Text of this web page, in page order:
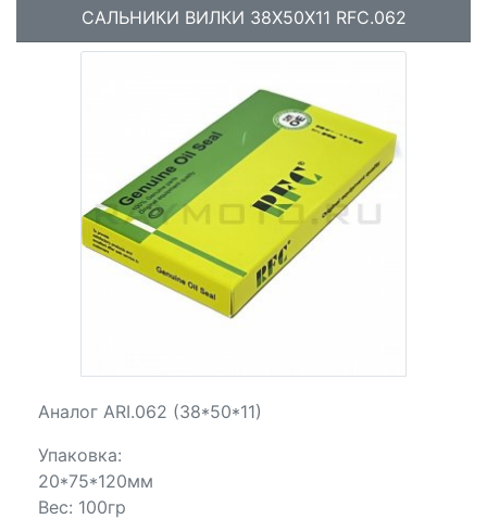
САЛЬНИКИ ВИЛКИ 38X50X11 RFC.062
Аналог ARI.062 (38*50*11)
Упаковка:
20*75*120мм
Вес: 100гр